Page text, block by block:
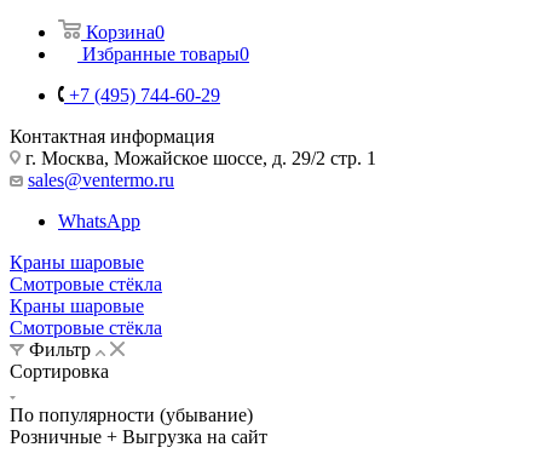
Корзина0
Избранные товары0
+7 (495) 744-60-29
Контактная информация
г. Москва, Можайское шоссе, д. 29/2 стр. 1
sales@ventermo.ru
WhatsApp
Краны шаровые
Смотровые стёкла
Краны шаровые
Смотровые стёкла
Фильтр
Сортировка
По популярности (убывание)
Розничные + Выгрузка на сайт